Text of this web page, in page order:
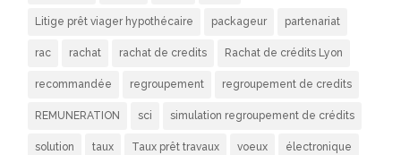
Litige prêt viager hypothécaire packageur partenariat
rac rachat rachat de credits Rachat de crédits Lyon
recommandée regroupement regroupement de credits
REMUNERATION sci simulation regroupement de crédits
solution taux Taux prêt travaux voeux électronique